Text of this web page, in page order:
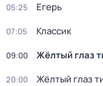
05:25 Егерь
07:05 Классик
09:00 Жёлтый глаз
20:00 Жёлтый глаз